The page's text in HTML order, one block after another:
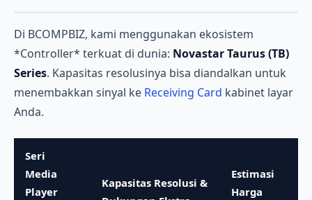
Di BCOMPBIZ, kami menggunakan ekosistem
*Controller* terkuat di dunia: Novastar Taurus (TB)
Series. Kapasitas resolusinya bisa diandalkan untuk
menembakkan sinyal ke Receiving Card kabinet layar
Anda.
Seri
Media
Player
Kapasitas Resolusi &
Estimasi
Harga